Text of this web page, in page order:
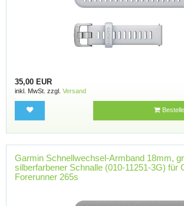
35,00 EUR
inkl. MwSt. zzgl. Versand
Garmin Schnellwechsel-Armband 18mm,
silberfarbener Schnalle (010-11251-3G) für
Forerunner 265s